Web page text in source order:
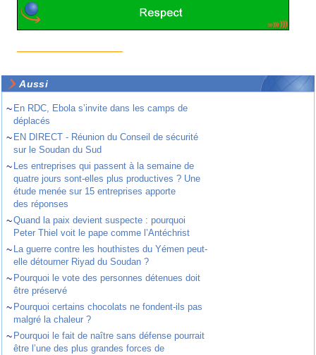
Aussi
~ En RDC, Ebola s’invite dans les camps de
déplacés
~ EN DIRECT - Réunion du Conseil de sécurité
sur le Soudan du Sud
~ Les entreprises qui passent à la semaine de
quatre jours sont-elles plus productives ? Une
étude menée sur 15 entreprises apporte
des réponses
~Quand la paix devient suspecte : pourquoi
Peter Thiel voit le pape comme l’Antéchrist
~ La guerre contre les houthistes du Yémen peut-
elle détourner Riyad du Soudan ?
~ Pourquoi le vote des personnes détenues doit
être préservé
~ Pourquoi certains chocolats ne fondent-ils pas
malgré la chaleur ?
~ Pourquoi le fait de naître sans défense pourrait
être l’une des plus grandes forces de